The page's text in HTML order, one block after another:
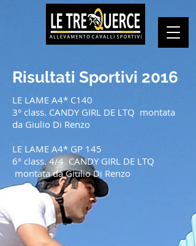
Risultati Sportivi 2016
LE LAME A4* C140
3° class. CANDY GIRL DE LTQ montata
da Giulio Di Renzo
LE LAME A4* GP 145
6° class. 4/4 CANDY GIRL DE LTQ
montata da Giulio Di Renzo